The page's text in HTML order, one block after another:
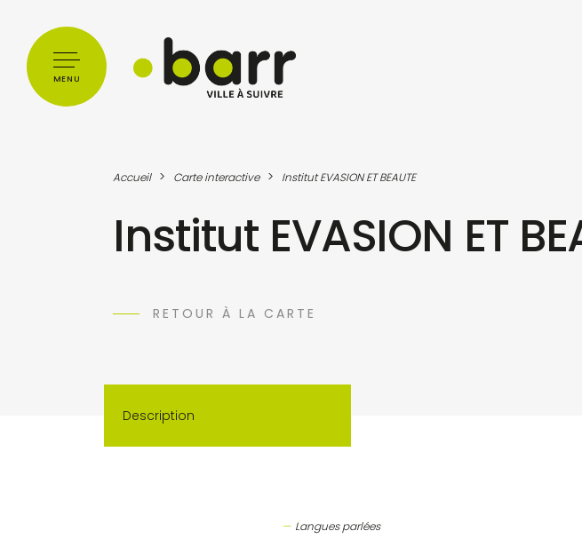
MENU
Accueil > Carte interactive > Institut EVASION ET BEAUTE
Institut EVASION ET
RETOUR À LA CARTE
Description
Langues parlées